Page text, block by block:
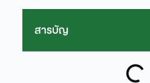
สารบัญ